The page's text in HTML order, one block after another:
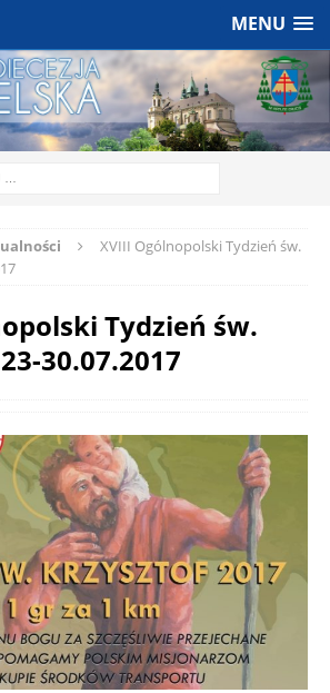
MENU
XVIII Ogólnopolski Tydzień św.
Tydzień św.
30.07.2017